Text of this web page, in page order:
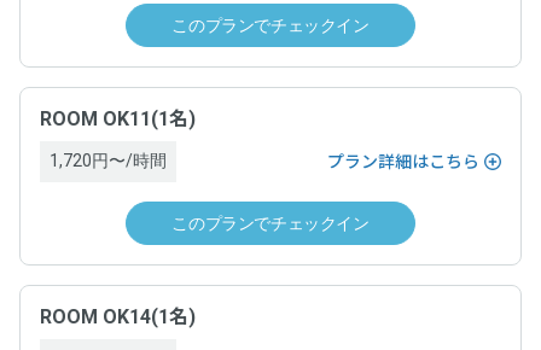
このプランでチェックイン
ROOM OK11(1名)
1,720円〜/時間 プラン詳細はこちら
このプランでチェックイン
ROOM OK14(1名)
運営責任者名
「空箱byGMO」にお問い合わせ次第、遅延なく提供します。
電話番号
「空箱byGMO」にお問い合わせ次第、遅延なく提供します。
住所
「空箱byGMO」にお問い合わせ次第、遅延なく提供します。
「空箱byGMO」にお問い合わせ次第、遅延なく提供します。
契約条件